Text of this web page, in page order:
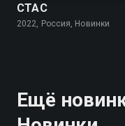
СТАС
2022, Россия, Новинки
Ещё